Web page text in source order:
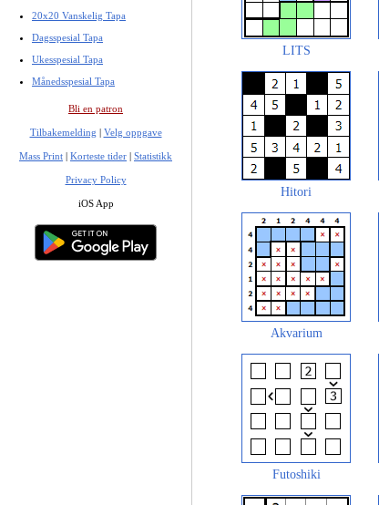
20x20 Vanskelig Tapa
Dagsspesial Tapa
Ukesspesial Tapa
Månedsspesial Tapa
Bli en patron
Tilbakemelding | Velg oppgave
Mass Print | Korteste tider | Statistikk
Privacy Policy
iOS App
LITS
Hitori
Akvarium
Futoshiki